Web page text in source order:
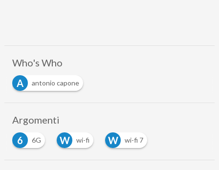
Who's Who
A
antonio capone
Argomenti
6
6G W wi-fi W wi-fi 7